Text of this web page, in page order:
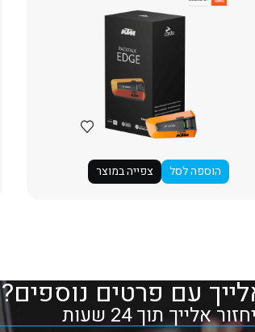
הוספה לסל צפייה במוצר
עם פרטים נוספים?
תוך 24 שעות